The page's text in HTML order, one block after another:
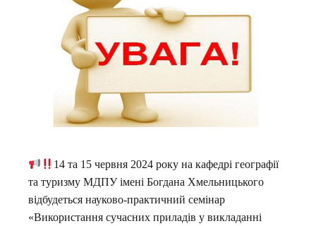
14 та 15 червня 2024 року на кафедрі географії
та туризму МДПУ імені Богдана Хмельницького
відбудеться науково-практичний семінар
«Використання сучасних приладів у викладанні